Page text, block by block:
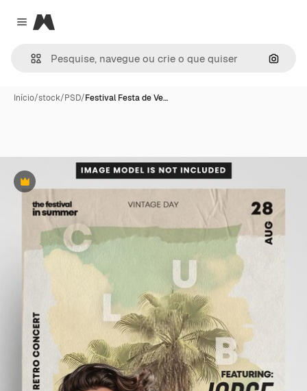
Close menu
Magnific
Início/stock/PSD/Festival Festa de Ve…
Premium